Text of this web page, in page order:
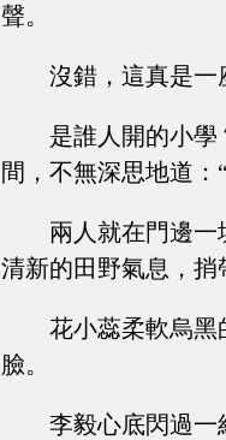
聲。
沒錯，這真是一
是誰人開的小
間，不無深思地道：
兩人就在門邊
清新的田野氣息，
花小蕊柔軟烏黑
臉。
李毅心底閃過一